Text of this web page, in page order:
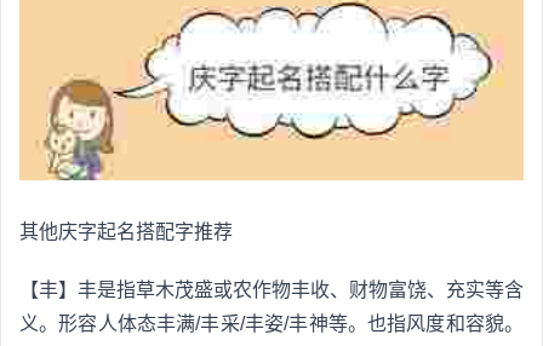
其他庆字起名搭配字推荐
【丰】丰是指草木茂盛或农作物丰收、财物富饶、充实等含
义。形容人体态丰满/丰采/丰姿/丰神等。也指风度和容貌。